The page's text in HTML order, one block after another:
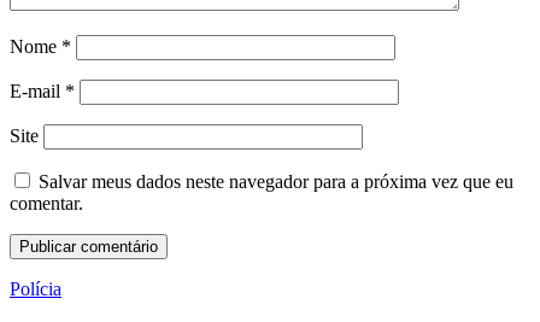
Nome *
E-mail *
Site
Salvar meus dados neste navegador para a próxima vez que eu
comentar.
Polícia